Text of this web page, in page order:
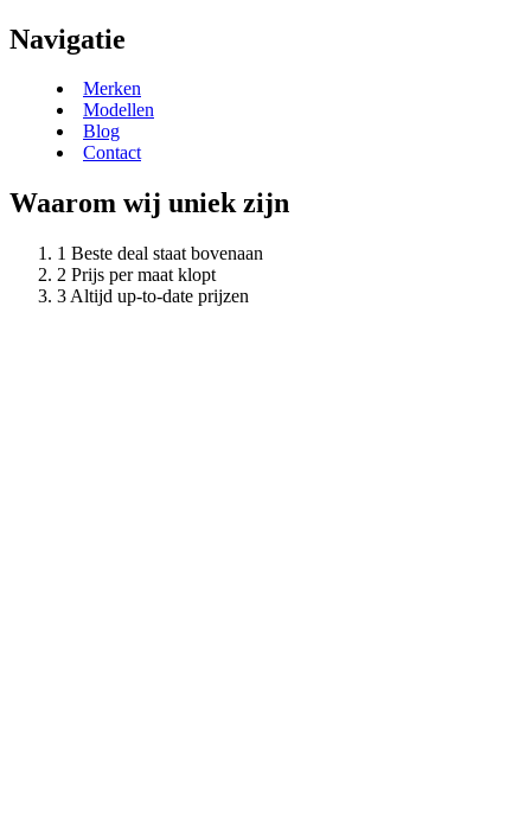
Navigatie
Merken
Modellen
Blog
Contact
Waarom wij uniek zijn
Beste deal staat bovenaan
Prijs per maat klopt
Altijd up-to-date prijzen